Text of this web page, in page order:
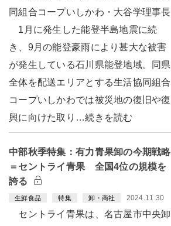
同組合コープいしかわ・大谷学理事長
1月に発生した能登半島地震に続
き、9月の能登豪雨により甚大な被害
が発生している石川県能登地域。同県
全体を配送エリアとする生活協同組合
コープいしかわでは被災地の復旧や復
興に向けた取り…続きを読む
中部秋季特集：有力青果卸の今期戦略
＝セントライ青果 全国4位の規模を
誇る
生鮮食品 特集 卸・商社 2024.11.30
セントライ青果は、名古屋市中央卸